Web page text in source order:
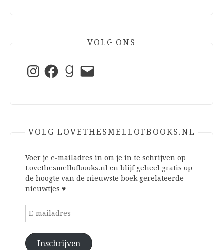
VOLG ONS
InstagramFacebookGoodreads
E-
mail
VOLG LOVETHESMELLOFBOOKS.NL
Voer je e-mailadres in om je in te schrijven op
Lovethesmellofbooks.nl en blijf geheel gratis op
de hoogte van de nieuwste boek gerelateerde
nieuwtjes ♥
E-
Inschrijven